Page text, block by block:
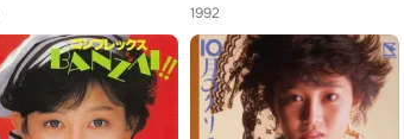
1992